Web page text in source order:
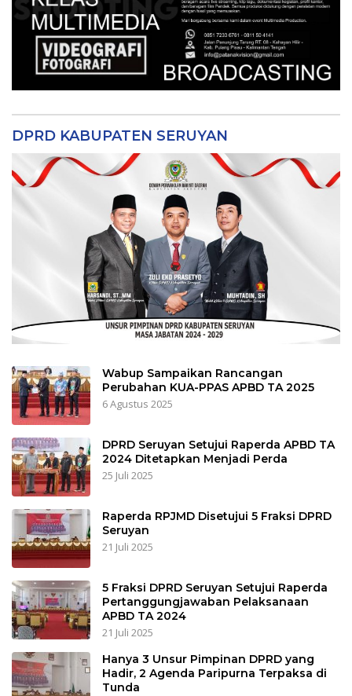
DPRD KABUPATEN SERUYAN
Wabup Sampaikan Rancangan
Perubahan KUA-PPAS APBD TA 2025
6 Agustus 2025
DPRD Seruyan Setujui Raperda APBD TA
2024 Ditetapkan Menjadi Perda
25 Juli 2025
Raperda RPJMD Disetujui 5 Fraksi DPRD
Seruyan
21 Juli 2025
5 Fraksi DPRD Seruyan Setujui Raperda
Pertanggungjawaban Pelaksanaan
APBD TA 2024
21 Juli 2025
Hanya 3 Unsur Pimpinan DPRD yang
Hadir, 2 Agenda Paripurna Terpaksa di
Tunda